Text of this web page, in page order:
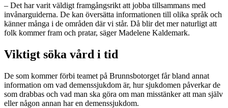
– Det har varit väldigt framgångsrikt att jobba tillsammans med
invånarguiderna. De kan översätta informationen till olika språk och
känner många i de områden där vi står. Då blir det mer naturligt att
folk kommer fram och pratar, säger Madelene Kaldemark.
Viktigt söka vård i tid
De som kommer förbi teamet på Brunnsbotorget får bland annat
information om vad demenssjukdom är, hur sjukdomen påverkar de
som drabbas och vad man ska göra om man misstänker att man själv
eller någon annan har en demenssjukdom.